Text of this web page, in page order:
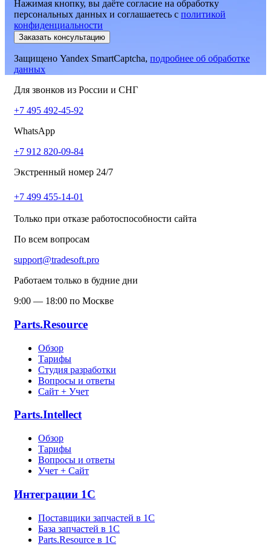
Нажимая кнопку, вы даёте согласие на обработку
персональных данных и соглашаетесь c политикой
конфиденциальности
Заказать консультацию
Защищено Yandex SmartCaptcha, подробнее об обработке
данных
Для звонков из России и СНГ
+7 495 492-45-92
WhatsApp
+7 912 820-09-84
Экстренный номер 24/7
+7 499 455-14-01
Только при отказе работоспособности сайта
По всем вопросам
support@tradesoft.pro
Работаем только в будние дни
9:00 — 18:00 по Москве
Parts.Resource
Обзор
Тарифы
Студия разработки
Вопросы и ответы
Сайт + Учет
Parts.Intellect
Обзор
Тарифы
Вопросы и ответы
Учет + Сайт
Интеграции 1С
Поставщики запчастей в 1C
База запчастей в 1С
Parts.Resource в 1C